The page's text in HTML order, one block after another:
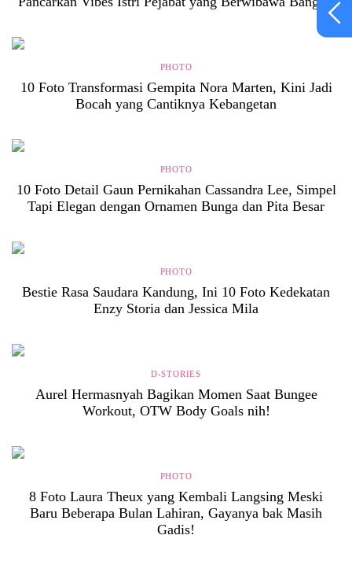
PHOTO
10 Foto Transformasi Gempita Nora Marten, Kini Jadi
Bocah yang Cantiknya Kebangetan
PHOTO
10 Foto Detail Gaun Pernikahan Cassandra Lee, Simpel
Tapi Elegan dengan Ornamen Bunga dan Pita Besar
PHOTO
Bestie Rasa Saudara Kandung, Ini 10 Foto Kedekatan
Enzy Storia dan Jessica Mila
D-STORIES
Aurel Hermasnyah Bagikan Momen Saat Bungee
Workout, OTW Body Goals nih!
PHOTO
8 Foto Laura Theux yang Kembali Langsing Meski
Baru Beberapa Bulan Lahiran, Gayanya bak Masih
Gadis!